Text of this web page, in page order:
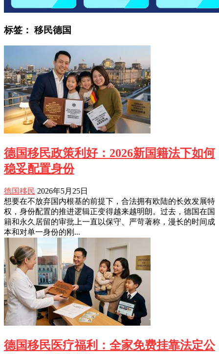
标签： 移民德国
德国移民政策利好：2026新国籍法下如何
稳妥配置身份
德国移民 2026年5月25日
想要在不放弃国内根基的前提下，合法拥有欧陆的长效发展特
权，身份配置的推进逻辑正变得越来越明朗。过去，德国在国
籍和永久居留的审批上一直以保守、严苛著称，漫长的时间成
本和对单一身份的刚...
德国移民医疗福利：全家免费挂靠法定公